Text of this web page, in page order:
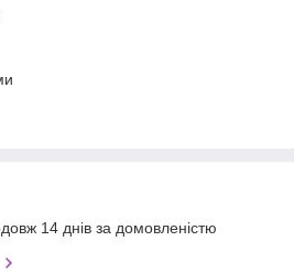
14 днів за домовленістю